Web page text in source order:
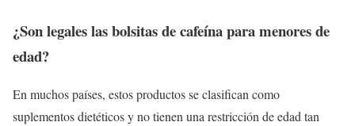
¿Son legales las bolsitas de cafeína para menores de
edad?
En muchos países, estos productos se clasifican como
suplementos dietéticos y no tienen una restricción de edad tan